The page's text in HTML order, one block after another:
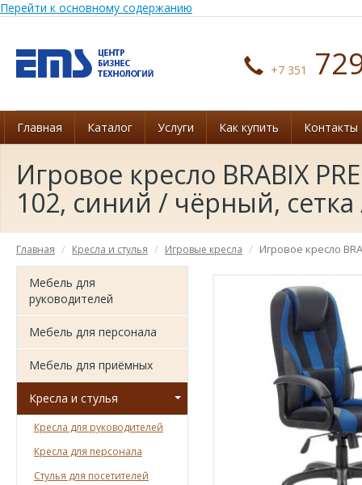
Перейти к основному содержанию
+7 351
Главная Каталог Услуги Как купить Контакты
Игровое кресло BRABIX
102, синий / чёрный,
Главная Кресла и стулья Игровые кресла Игровое кресло
Мебель для
руководителей
Мебель для персонала
Мебель для приёмных
Кресла и стулья
Кресла для руководителей
Кресла для персонала
Стулья для посетителей